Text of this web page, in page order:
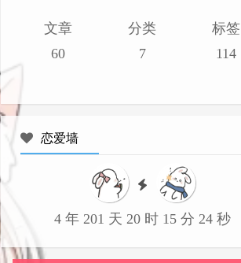
文章
60
分类
7
标签
114
恋爱墙
4 年 201 天 20 时 15 分 25 秒